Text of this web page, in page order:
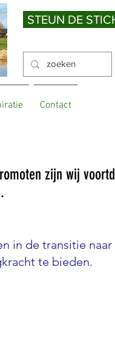
STEUN DE
zijn wij
in de transitie naar
te bieden.
Contact